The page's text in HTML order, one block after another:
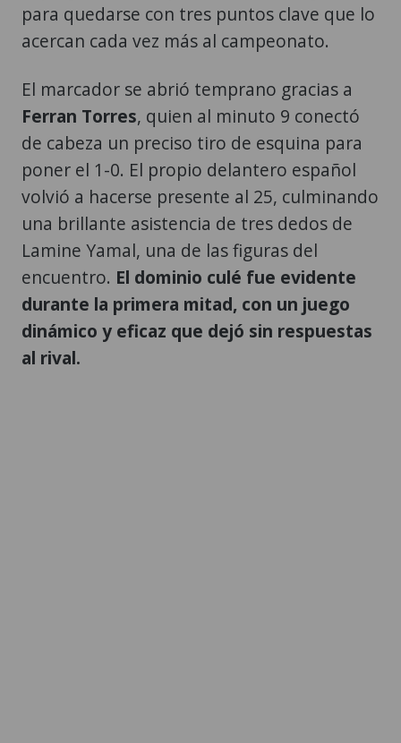
para quedarse con tres puntos clave que lo
acercan cada vez más al campeonato.
El marcador se abrió temprano gracias a
Ferran Torres, quien al minuto 9 conectó
de cabeza un preciso tiro de esquina para
poner el 1-0. El propio delantero español
volvió a hacerse presente al 25, culminando
una brillante asistencia de tres dedos de
Lamine Yamal, una de las figuras del
encuentro. El dominio culé fue evidente
durante la primera mitad, con un juego
dinámico y eficaz que dejó sin respuestas
al rival.